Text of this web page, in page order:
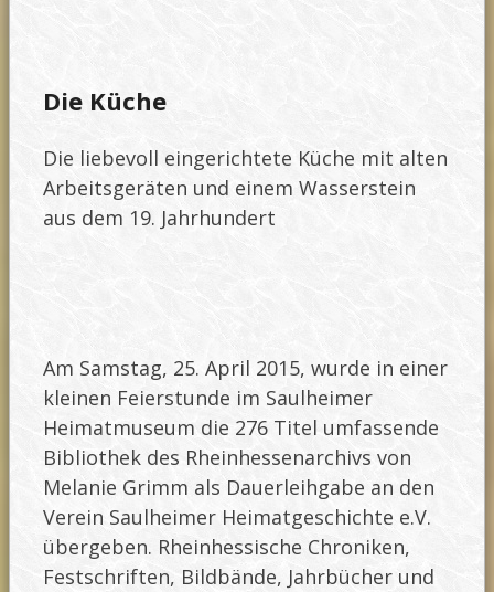
Die Küche
Die liebevoll eingerichtete Küche mit alten
Arbeitsgeräten und einem Wasserstein
aus dem 19. Jahrhundert
Am Samstag, 25. April 2015, wurde in einer
kleinen Feierstunde im Saulheimer
Heimatmuseum die 276 Titel umfassende
Bibliothek des Rheinhessenarchivs von
Melanie Grimm als Dauerleihgabe an den
Verein Saulheimer Heimatgeschichte e.V.
übergeben. Rheinhessische Chroniken,
Festschriften, Bildbände, Jahrbücher und